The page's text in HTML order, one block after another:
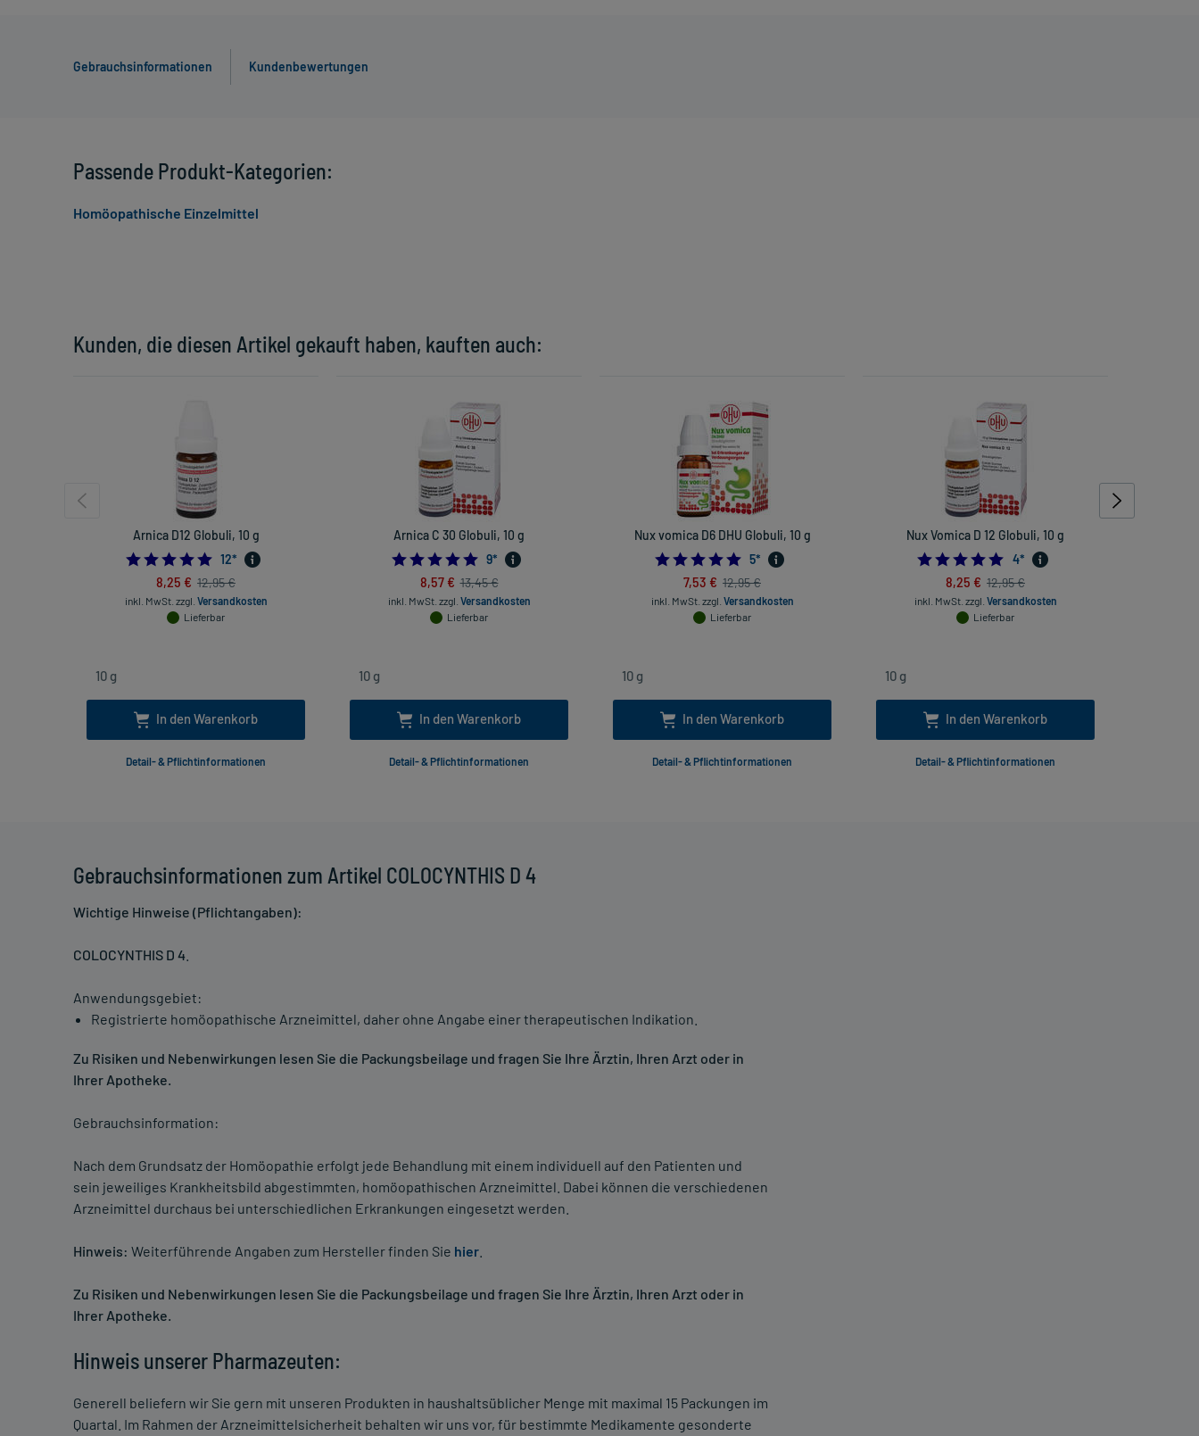
Gebrauchsinformationen Kundenbewertungen
Gebrauchsinformationen zum Artikel COLOCYNTHIS D 4
Wichtige Hinweise (Pflichtangaben):
COLOCYNTHIS D 4
Anwendungsgebiet:
Registrierte homöopathische Arzneimittel, daher ohne Angabe einer therapeutischen Indikation.
Zu Risiken und Nebenwirkungen lesen Sie die Packungsbeilage und fragen Sie Ihre Ärztin, Ihren Arzt oder in
Ihrer Apotheke.
Gebrauchsinformation:
Nach dem Grundsatz der Homöopathie erfolgt jede Behandlung mit einem individuell auf den Patienten und
sein jeweiliges Krankheitsbild abgestimmten, homöopathischen Arzneimittel. Dabei können die verschiedenen
Arzneimittel durchaus bei unterschiedlichen Erkrankungen eingesetzt werden.
Hinweis: Weiterführende Angaben zum Hersteller finden Sie hier
Zu Risiken und Nebenwirkungen lesen Sie die Packungsbeilage und fragen Sie Ihre Ärztin, Ihren Arzt oder in
Ihrer Apotheke.
Hinweis unserer Pharmazeuten:
Generell beliefern wir Sie gern mit unseren Produkten in haushaltsüblicher Menge mit maximal 15 Packungen im
Quartal. Im Rahmen der Arzneimittelsicherheit behalten wir uns vor, für bestimmte Medikamente gesonderte
Kunden, die diesen Artikel gekauft haben, kauften auch:
Arnica D12 Globuli, 10 g
5.0
12*
8,25 € 12,95 €
inkl. MwSt. zzgl. Versandkosten
Lieferbar
In den Warenkorb
Detail- & Pflichtinformationen
Arnica C 30 Globuli, 10 g
4.888888888888889
9*
8,57 € 13,45 €
inkl. MwSt. zzgl. Versandkosten
Lieferbar
In den Warenkorb
Detail- & Pflichtinformationen
Nux vomica D6 DHU Globuli, 10 g
5.0
5*
7,53 € 12,95 €
inkl. MwSt. zzgl. Versandkosten
Lieferbar
In den Warenkorb
Detail- & Pflichtinformationen
Nux Vomica D 12 Globuli, 10 g
4.75
4*
8,25 € 12,95 €
inkl. MwSt. zzgl. Versandkosten
Lieferbar
In den Warenkorb
Detail- & Pflichtinformationen
Passende Produkt-Kategorien:
Homöopathische Einzelmittel